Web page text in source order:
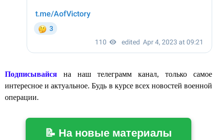
Подписывайся на наш телеграмм канал, только самое
интересное и актуальное. Будь в курсе всех новостей военной
операции.
📝 На новые материалы